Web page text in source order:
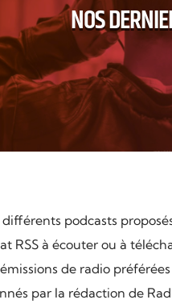
NOS
podcasts
RSS à écouter ou à
de radio
par la rédaction de